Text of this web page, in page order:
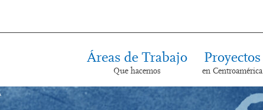
Áreas de Trabajo
Que hacemos
Proyectos
en Centroamérica